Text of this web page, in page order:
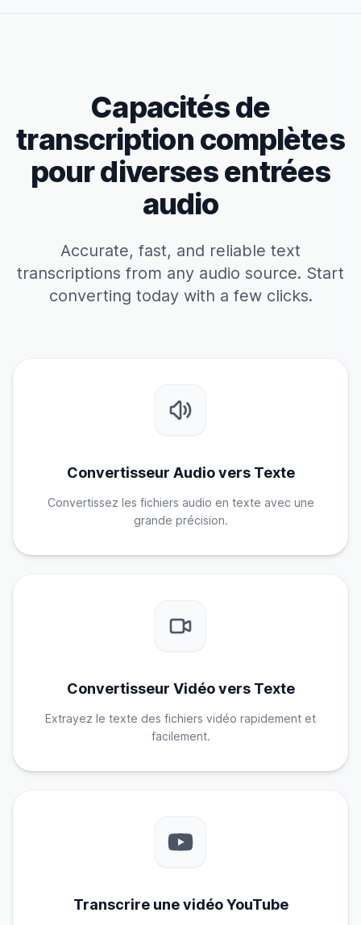
Capacités de
transcription complètes
pour diverses entrées
audio
Accurate, fast, and reliable text
transcriptions from any audio source. Start
converting today with a few clicks.
Convertisseur Audio vers Texte
Convertissez les fichiers audio en texte avec une
grande précision.
Convertisseur Vidéo vers Texte
Extrayez le texte des fichiers vidéo rapidement et
facilement.
Transcrire une vidéo YouTube